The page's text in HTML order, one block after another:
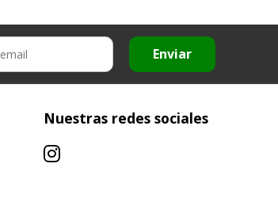
Enviar
Nuestras redes sociales